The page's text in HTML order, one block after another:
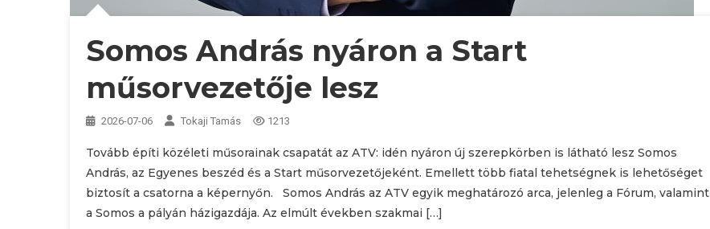
Somos András nyáron a Start
műsorvezetője lesz
2026-07-06 Tokaji Tamás 1213
Tovább építi közéleti műsorainak csapatát az ATV: idén nyáron új szerepkörben is látható lesz Somos
András, az Egyenes beszéd és a Start műsorvezetőjeként. Emellett több fiatal tehetségnek is lehetőséget
biztosít a csatorna a képernyőn. Somos András az ATV egyik meghatározó arca, jelenleg a Fórum, valamint
a Somos a pályán házigazdája. Az elmúlt években szakmai […]